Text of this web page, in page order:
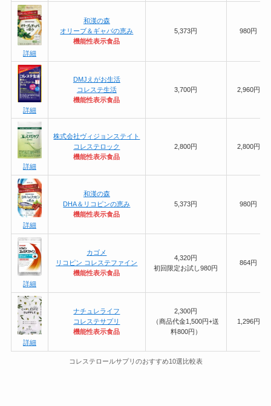
詳細
和漢の森
オリーブ＆ギャバの恵み
機能性表示食品
5,373円 980円
詳細
DMJえがお生活
コレステ生活
機能性表示食品
3,700円 2,960円
詳細
株式会社ヴィジョンステイト
コレステロック
機能性表示食品
2,800円 2,800円
詳細
和漢の森
DHA＆リコピンの恵み
機能性表示食品
5,373円 980円
詳細
カゴメ
リコピン コレステファイン
機能性表示食品
4,320円
初回限定お試し980円
864円
詳細
ナチュレライフ
コレステサプリ
機能性表示食品
2,300円
（商品代金1,500円+送
料800円）
1,296円
コレステロールサプリのおすすめ10選比較表